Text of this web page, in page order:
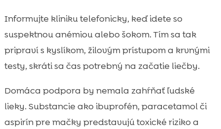
Informujte kliniku telefonicky, keď idete so
suspektnou anémiou alebo šokom. Tím sa tak
pripraví s kyslíkom, žilovým prístupom a krvnými
testy, skráti sa čas potrebný na začatie liečby.
Domáca podpora by nemala zahŕňať ľudské
lieky. Substancie ako ibuprofén, paracetamol či
aspirín pre mačky predstavujú toxické riziko a